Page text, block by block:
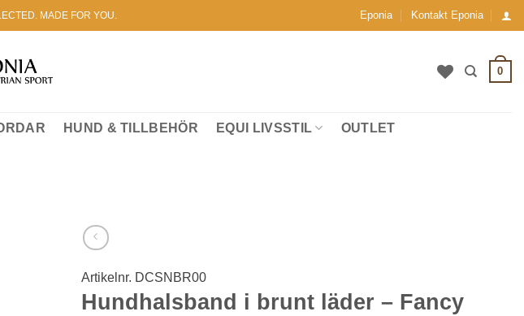
MADE FOR YOU. Eponia Kontakt Eponia
0
HUND & TILLBEHÖR EQUI LIVSSTIL OUTLET
Artikelnr. DCSNBR00
Hundhalsband i brunt läder – Fancy